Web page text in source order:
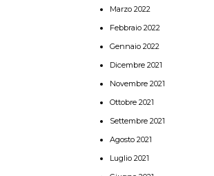
Marzo 2022
Febbraio 2022
Gennaio 2022
Dicembre 2021
Novembre 2021
Ottobre 2021
Settembre 2021
Agosto 2021
Luglio 2021